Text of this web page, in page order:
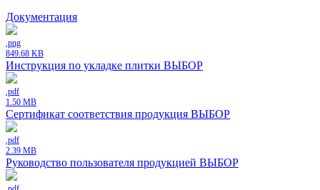
Документация
.png
849.68 KB
Инструкция по укладке плитки ВЫБОР
.pdf
1.50 MB
Сертификат соответствия продукция ВЫБОР
.pdf
2.39 MB
Руководство пользователя продукцией ВЫБОР